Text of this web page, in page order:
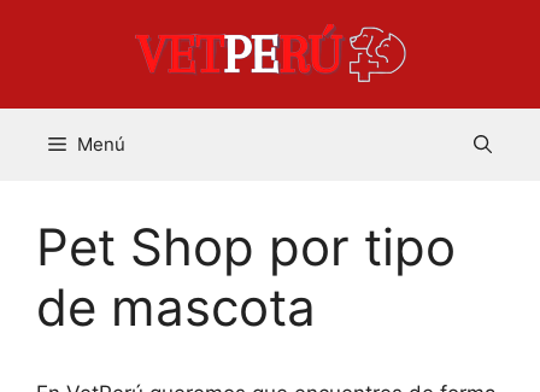
Menú
Pet Shop por tipo
de mascota